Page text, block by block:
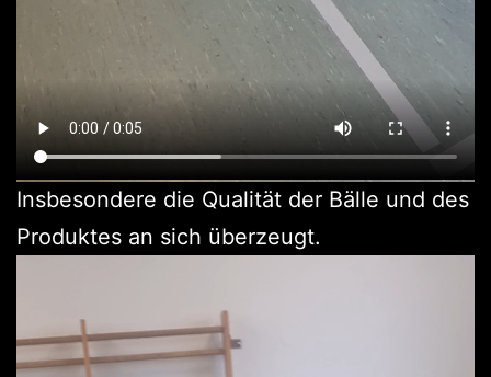
Insbesondere die Qualität der Bälle und des
Produktes an sich überzeugt.